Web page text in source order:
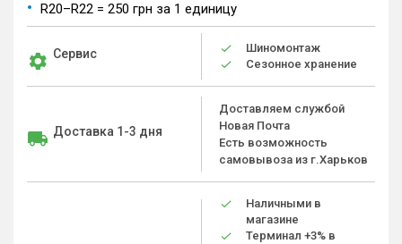
R20–R22 = 250 грн за 1 единицу
Сервис
Шиномонтаж
Сезонное хранение
Доставка 1-3 дня
Доставляем службой
Новая Почта
Есть возможность
самовывоза из г.Харьков
Наличными в
магазине
Терминал +3% в